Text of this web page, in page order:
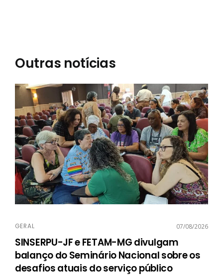
Outras notícias
GERAL 07/08/2026
SINSERPU-JF e FETAM-MG divulgam
balanço do Seminário Nacional sobre os
desafios atuais do serviço público